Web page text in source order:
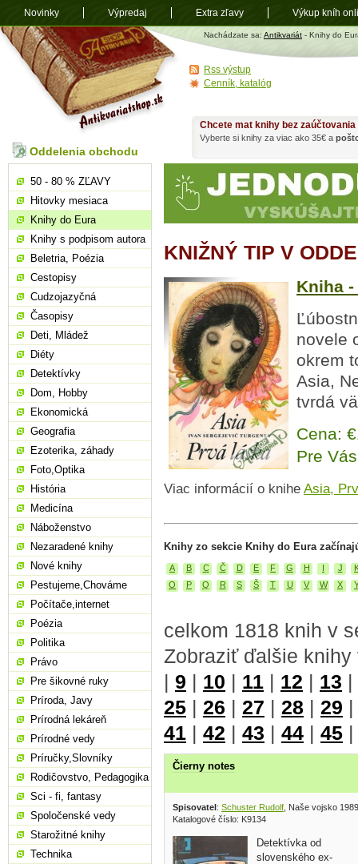
Antikvariát
shop.sk
Nachádzate sa: Antikvariát - Knihy do
KNIŽNÝ TIP V
Kniha
novele
okrem
Asia,
tvrdá
Cena:
Pre
Viac informácií o knihe Asia,
Knihy zo sekcie Knihy do Eura
A B C Č D E F G H I J
O
P Q R S Š T U V W X
celkom 1818 knih v
Zobraziť ďalšie
| 9 | 10 | 11 | 12 | 13 |
25 | 26 | 27 | 28 | 29
41 | 42 | 43 | 44 | 45
Čierny notes
Spisovatel: Schuster Rudolf , Naše vojsko 1989
Katalogové číslo: K9134
Detektívka od
slovenského ex-
Chcete mat knihy bez
Vyberte si knihy za viac ako 35€ a
Oddelenia obchodu
50 - 80 % ZĽAVY
Hitovky mesiaca
Knihy do Eura
Knihy s podpisom autora
Beletria, Poézia
Cestopisy
Cudzojazyčná
Časopisy
Deti, Mládež
Diéty
Detektívky
Dom, Hobby
Ekonomická
Geografia
Ezoterika, záhady
Foto,Optika
História
Medicína
Náboženstvo
Nezaradené knihy
Nové knihy
Pestujeme,Chováme
Počítače,internet
Poézia
Politika
Právo
Pre šikovné ruky
Príroda, Javy
Prírodná lekáreň
Prírodné vedy
Príručky,Slovníky
Rodičovstvo, Pedagogika
Sci - fi, fantasy
Spoločenské vedy
Starožitné knihy
Technika
Rss výstup
Cenník, katalóg
Novinky Výpredaj Extra zľavy Výkup kníh